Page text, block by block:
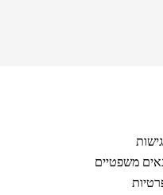
משפטיים